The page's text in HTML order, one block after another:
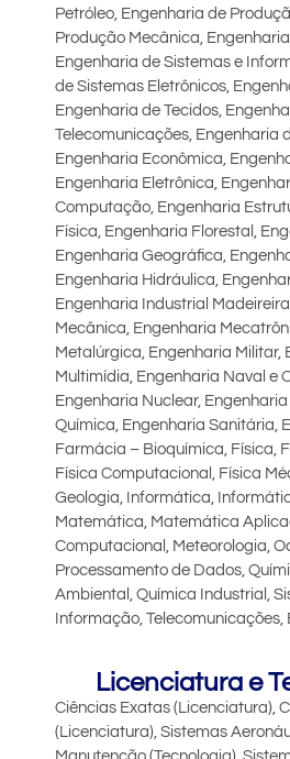
Petróleo, Engenharia de
Produção Mecânica,
Engenharia de Sistemas e
de Sistemas Eletrônicos,
Engenharia de Tecidos,
Telecomunicações, Engenharia
Engenharia Econômica,
Engenharia Eletrônica,
Computação, Engenharia
Física, Engenharia Florestal,
Engenharia Geográfica,
Engenharia Hidráulica,
Engenharia Industrial
Mecânica, Engenharia
Metalúrgica, Engenharia Militar,
Multimídia, Engenharia Naval e
Engenharia Nuclear,
Química, Engenharia Sanitária,
Farmácia – Bioquímica, Física,
Física Computacional, Física
Geologia, Informática,
Matemática, Matemática
Computacional, Meteorologia,
Processamento de Dados,
Ambiental, Química Industrial,
Informação, Telecomunicações,
Licenciatura e
Ciências Exatas (Licenciatura),
(Licenciatura), Sistemas